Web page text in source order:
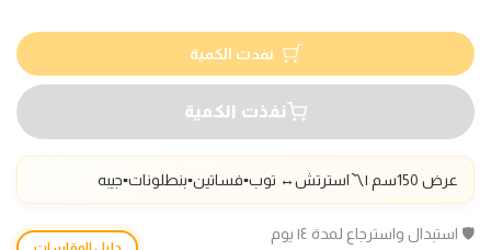
نفدت الكمية
نفذت الكمية
عرض 150سم |〽️استرتش ↔️ توب▪️فساتين▪️بنطلونات▪️جيبه
🛡️ استبدال واسترجاع لمدة ١٤ يوم